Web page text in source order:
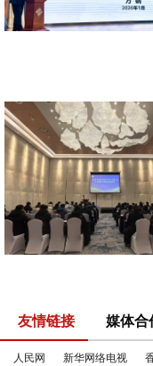
友情链接 媒体合
人民网 新华网络电视